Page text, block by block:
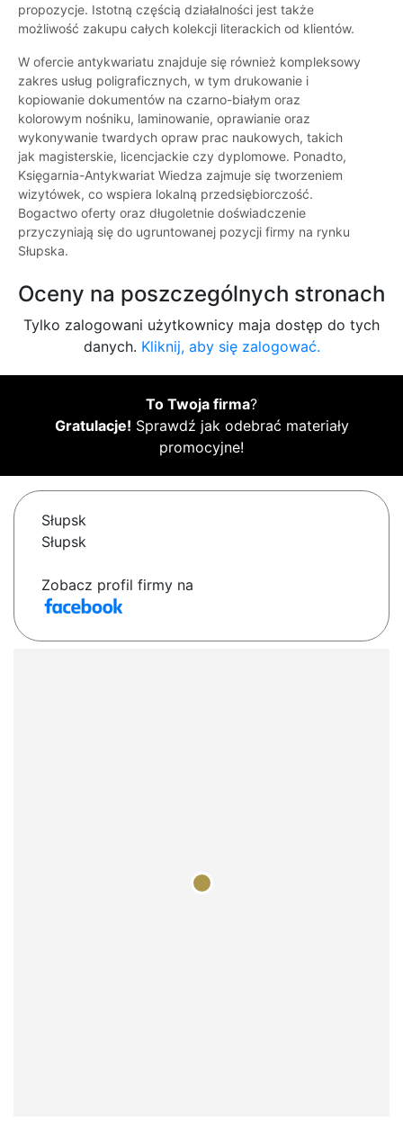
propozycje. Istotną częścią działalności jest także
możliwość zakupu całych kolekcji literackich od klientów.
W ofercie antykwariatu znajduje się również kompleksowy
zakres usług poligraficznych, w tym drukowanie i
kopiowanie dokumentów na czarno-białym oraz
kolorowym nośniku, laminowanie, oprawianie oraz
wykonywanie twardych opraw prac naukowych, takich
jak magisterskie, licencjackie czy dyplomowe. Ponadto,
Księgarnia-Antykwariat Wiedza zajmuje się tworzeniem
wizytówek, co wspiera lokalną przedsiębiorczość.
Bogactwo oferty oraz długoletnie doświadczenie
przyczyniają się do ugruntowanej pozycji firmy na rynku
Słupska.
Oceny na poszczególnych stronach
Tylko zalogowani użytkownicy maja dostęp do tych
danych. Kliknij, aby się zalogować.
To Twoja firma?
Gratulacje! Sprawdź jak odebrać materiały
promocyjne!
Słupsk
Słupsk
Zobacz profil firmy na